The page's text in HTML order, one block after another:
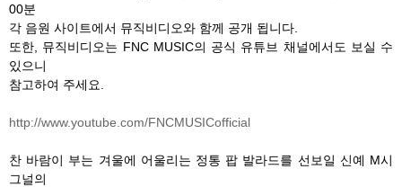
00분
각 음원 사이트에서 뮤직비디오와 함께 공개 됩니다.
또한, 뮤직비디오는 FNC MUSIC의 공식 유튜브 채널에서도 보실 수
있으니
참고하여 주세요.
http://www.youtube.com/FNCMUSICofficial
찬 바람이 부는 겨울에 어울리는 정통 팝 발라드를 선보일 신예 M시
그널의